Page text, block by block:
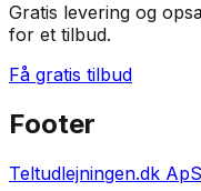
Gratis levering og
for et tilbud.
Få gratis tilbud
Footer
Teltudlejningen.dk ApS